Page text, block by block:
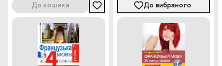
До кошика До вибраного